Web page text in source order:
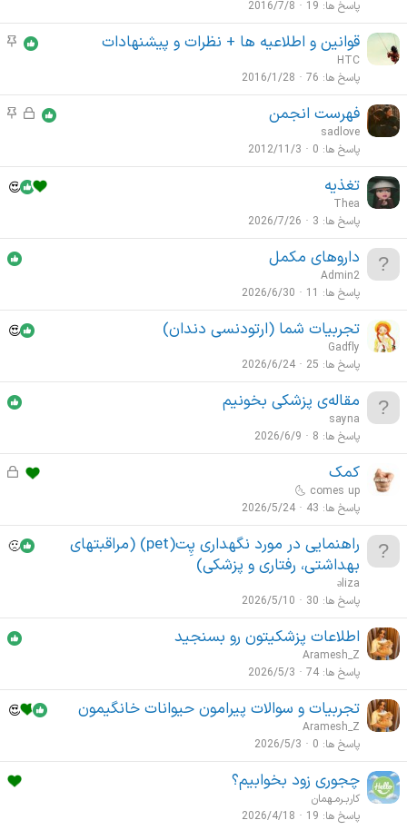
م
ه
ش
د
و
ع
م
ه
پاسخ ها 19
2016/7/8
م
و
ع
قوانین و اطلاعیه ها + نظرات و پیشنهادات
HTC
پاسخ ها 76
2016/1/28
ق
ش
د
م
و
ه
فهرست انجمن
sadlove
پاسخ ها 0
2012/11/3
تغذیه
Thea
پاسخ ها 3
2026/7/26
داروهای مکمل
Admin2
پاسخ ها
11
2026/6/30
تجربیات شما (ارتودنسی دندان)
Gadfly
پاسخ ها 25
2026/6/24
مقاله‌ی پزشکی بخونیم
sayna
پاسخ ها 8
2026/6/9
ق
کمک
🌜 comes up
پاسخ ها 43
2026/5/24
راهنمایی در مورد نگهداری پِت(pet) (مراقبتهای
بهداشتی، رفتاری و پزشکی)
əliza
پاسخ ها 30
2026/5/10
اطلاعات پزشکیتون رو بسنجید
Aramesh_Z
پاسخ ها 74
2026/5/3
تجربیات و سوالات پیرامون حیوانات خانگیمون
Aramesh_Z
پاسخ ها 0
2026/5/3
چجوری زود بخوابیم؟
کاربـرمـهمان
پاسخ ها 19
2026/4/18